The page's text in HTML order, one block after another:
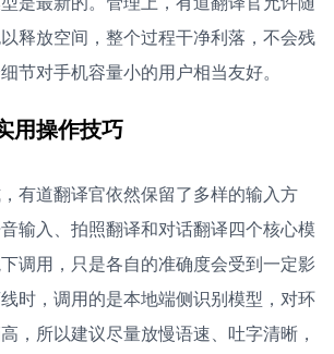
释放空间，整个过程干净利落，不会残
节对手机容量小的用户相当友好。
用操作技巧
有道翻译官依然保留了多样的输入方
输入、拍照翻译和对话翻译四个核心模
调用，只是各自的准确度会受到一定影
时，调用的是本地端侧识别模型，对环
，所以建议尽量放慢语速、吐字清晰，